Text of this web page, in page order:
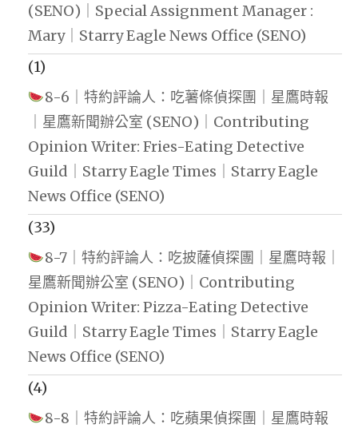
(SENO)｜Special Assignment Manager :
Mary｜Starry Eagle News Office (SENO)
(1)
8-6｜特約評論人：吃薯條偵探團｜星鷹時報
｜星鷹新聞辦公室 (SENO)｜Contributing
Opinion Writer: Fries-Eating Detective
Guild｜Starry Eagle Times｜Starry Eagle
News Office (SENO)
(33)
8-7｜特約評論人：吃披薩偵探團｜星鷹時報｜
星鷹新聞辦公室 (SENO)｜Contributing
Opinion Writer: Pizza-Eating Detective
Guild｜Starry Eagle Times｜Starry Eagle
News Office (SENO)
(4)
8-8｜特約評論人：吃蘋果偵探團｜星鷹時報